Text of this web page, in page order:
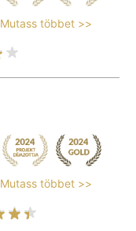
Mutass többet >>
Mutass többet >>